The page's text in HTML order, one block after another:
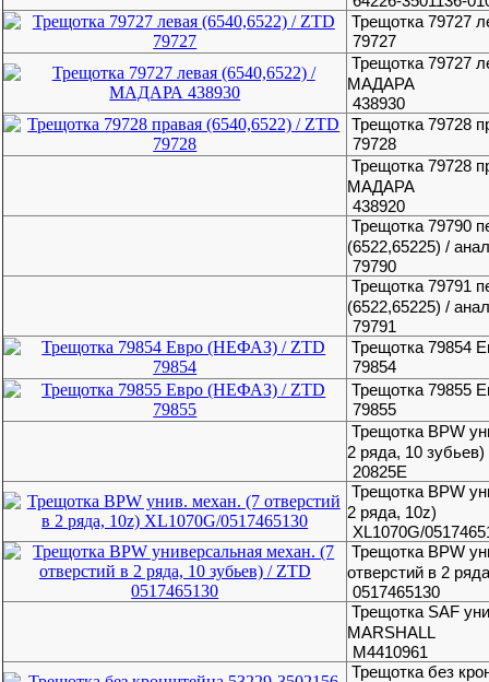
Трещотка 79727
79727
Трещотка 79727
МАДАРА
438930
Трещотка 79728
79728
Трещотка 79728
МАДАРА
438920
Трещотка 79790
(6522,65225) /
79790
Трещотка 79791
(6522,65225) /
79791
Трещотка 79854
79854
Трещотка 79855
79855
Трещотка BPW
2 ряда, 10
20825Е
Трещотка BPW
2 ряда, 10z)
XL1070G/
Трещотка BPW
отверстий в 2
0517465130
Трещотка SAF
MARSHALL
M4410961
Трещотка без